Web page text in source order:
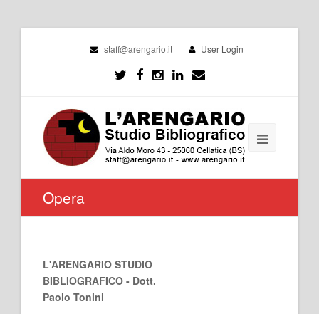
staff@arengario.it User Login
Opera
L'ARENGARIO STUDIO
BIBLIOGRAFICO - Dott.
Paolo Tonini